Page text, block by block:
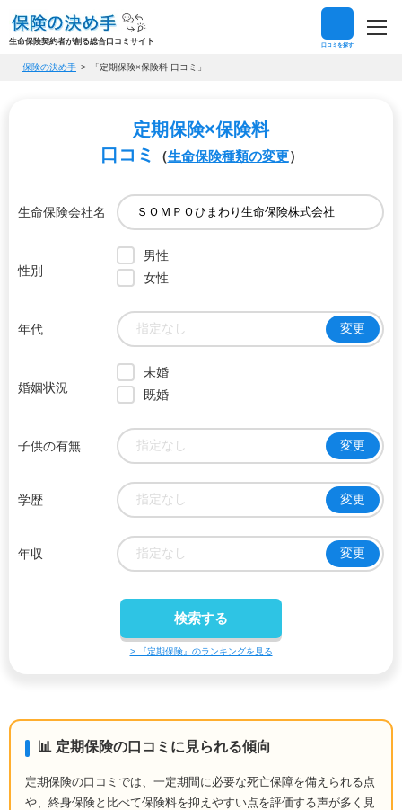
生命保険契約者が創る総合口コミサイト 口コミを探す
保険の決め手 「定期保険×保険料 口コミ」
定期保険×保険料
口コミ
（生命保険種類の変更）
生命保険会社名
性別
男性
女性
年代 指定なし 変更
婚姻状況
未婚
既婚
子供の有無 指定なし 変更
学歴 指定なし 変更
年収 指定なし 変更
> 『定期保険』のランキングを見る
📊 定期保険の口コミに見られる傾向
定期保険の口コミでは、一定期間に必要な死亡保障を備えられる点
や、終身保険と比べて保険料を抑えやすい点を評価する声が多く見